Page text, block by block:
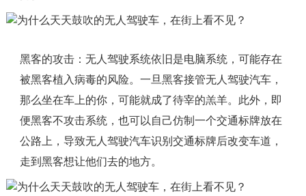
黑客的攻击：无人驾驶系统依旧是电脑系统，可能存在
被黑客植入病毒的风险。一旦黑客接管无人驾驶汽车，
那么坐在车上的你，可能就成了待宰的羔羊。此外，即
便黑客不攻击系统，也可以自己仿制一个交通标牌放在
公路上，导致无人驾驶汽车识别交通标牌后改变车道，
走到黑客想让他们去的地方。